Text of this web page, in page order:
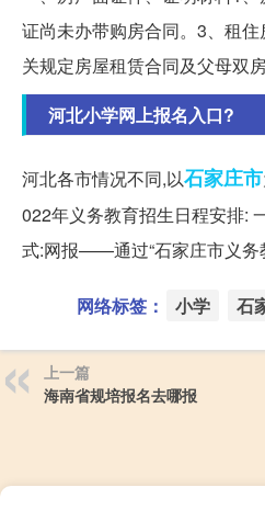
证尚未办带购房合同。3、租
关规定房屋租赁合同及父母双
河北小学网上报名入口?
河北各市情况不同,以石家庄市
022年义务教育招生日程安排:
式:网报——通过“石家庄市义务
网络标签： 小学 石
上一篇
海南省规培报名去哪报